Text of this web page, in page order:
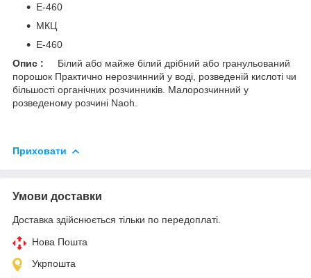
Е-460
МКЦ
E-460
Опис :
Білий або майже білий дрібний або гранульований
порошок Практично нерозчинний у воді, розведеній кислоті чи
більшості органічних розчинників. Малорозчинний у
розведеному розчині Naoh.
Приховати
Умови доставки
Доставка здійснюється тільки по передоплаті.
Нова Пошта
Укрпошта